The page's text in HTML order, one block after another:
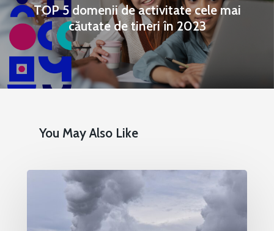
TOP 5 domenii de activitate cele mai
căutate de tineri în 2023
You May Also Like
Redresare vs.
Fiscalitate pentru o
Durabilă
Martie 2015
pentru o Românie